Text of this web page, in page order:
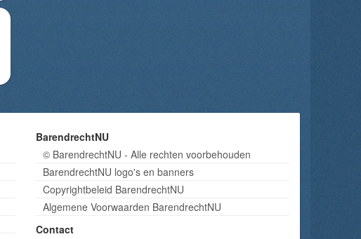
BarendrechtNU
© BarendrechtNU - Alle rechten voorbehouden
BarendrechtNU logo's en banners
Copyrightbeleid BarendrechtNU
Algemene Voorwaarden BarendrechtNU
Contact